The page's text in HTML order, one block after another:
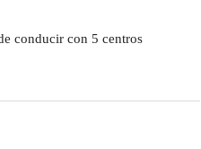
conducir con 5 centros